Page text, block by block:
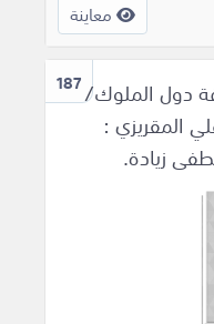
معاينة
187دول الملوك/
المقريزي :
زيادة.